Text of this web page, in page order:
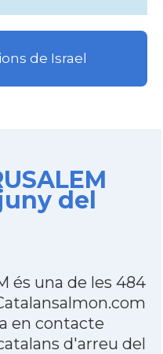
de Israel
del
és una de les 484
en contacte
d'arreu del